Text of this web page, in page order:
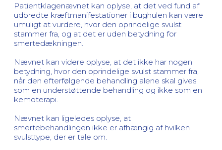
Patientklagenævnet kan oplyse, at det ved fund af
udbredte kræftmanifestationer i bughulen kan være
umuligt at vurdere, hvor den oprindelige svulst
stammer fra, og at det er uden betydning for
smertedækningen.
Nævnet kan videre oplyse, at det ikke har nogen
betydning, hvor den oprindelige svulst stammer fra,
når den efterfølgende behandling alene skal gives
som en understøttende behandling og ikke som en
kemoterapi.
Nævnet kan ligeledes oplyse, at
smertebehandlingen ikke er afhængig af hvilken
svulsttype, der er tale om.